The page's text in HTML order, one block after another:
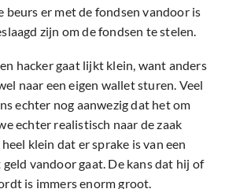
beurs er met de fondsen vandoor is
zijn om de fondsen te stelen.
hacker gaat lijkt klein, want anders
naar een eigen wallet sturen. Veel
echter nog aanwezig dat het om
echter realistisch naar de zaak
klein dat er sprake is van een
vandoor gaat. De kans dat hij of
is immers enorm groot.